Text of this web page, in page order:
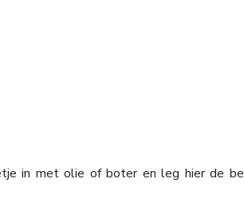
in met olie of boter en leg hier de